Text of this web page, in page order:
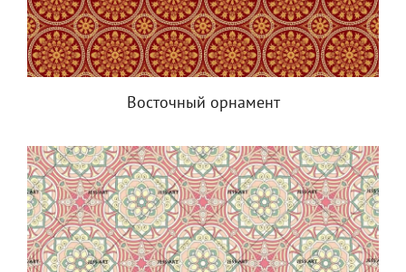
Восточный орнамент